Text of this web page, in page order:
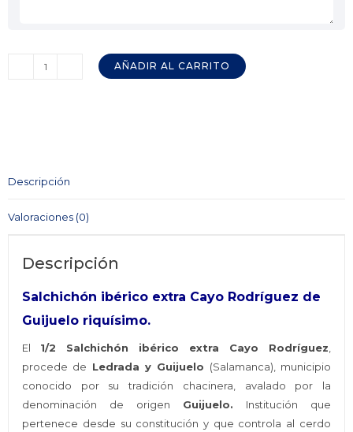
cantidad
AÑADIR AL CARRITO
Descripción
Valoraciones (0)
Descripción
Salchichón ibérico extra Cayo Rodríguez de
Guijuelo riquísimo.
El 1/2 Salchichón ibérico extra Cayo Rodríguez,
procede de Ledrada y Guijuelo (Salamanca), municipio
conocido por su tradición chacinera, avalado por la
denominación de origen Guijuelo. Institución que
pertenece desde su constitución y que controla al cerdo